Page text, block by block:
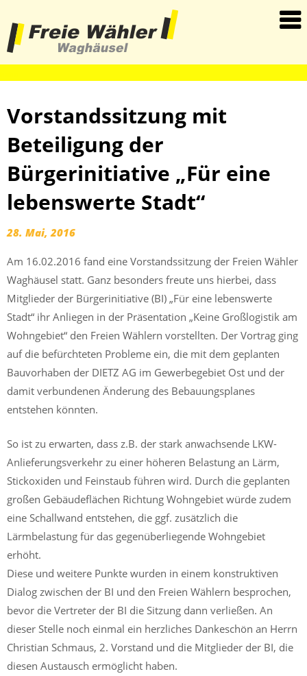
Vorstandssitzung mit
Beteiligung der
Bürgerinitiative „Für eine
lebenswerte Stadt“
28. Mai, 2016
Am 16.02.2016 fand eine Vorstandssitzung der Freien Wähler
Waghäusel statt. Ganz besonders freute uns hierbei, dass
Mitglieder der Bürgerinitiative (BI) „Für eine lebenswerte
Stadt“ ihr Anliegen in der Präsentation „Keine Großlogistik am
Wohngebiet“ den Freien Wählern vorstellten. Der Vortrag ging
auf die befürchteten Probleme ein, die mit dem geplanten
Bauvorhaben der DIETZ AG im Gewerbegebiet Ost und der
damit verbundenen Änderung des Bebauungsplanes
entstehen könnten.
So ist zu erwarten, dass z.B. der stark anwachsende LKW-
Anlieferungsverkehr zu einer höheren Belastung an Lärm,
Stickoxiden und Feinstaub führen wird. Durch die geplanten
großen Gebäudeflächen Richtung Wohngebiet würde zudem
eine Schallwand entstehen, die ggf. zusätzlich die
Lärmbelastung für das gegenüberliegende Wohngebiet
erhöht.
Diese und weitere Punkte wurden in einem konstruktiven
Dialog zwischen der BI und den Freien Wählern besprochen,
bevor die Vertreter der BI die Sitzung dann verließen. An
dieser Stelle noch einmal ein herzliches Dankeschön an Herrn
Christian Schmaus, 2. Vorstand und die Mitglieder der BI, die
diesen Austausch ermöglicht haben.